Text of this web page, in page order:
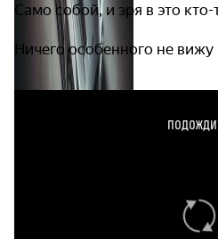
Само собой, и зря в это
Ничего особенного не вижу